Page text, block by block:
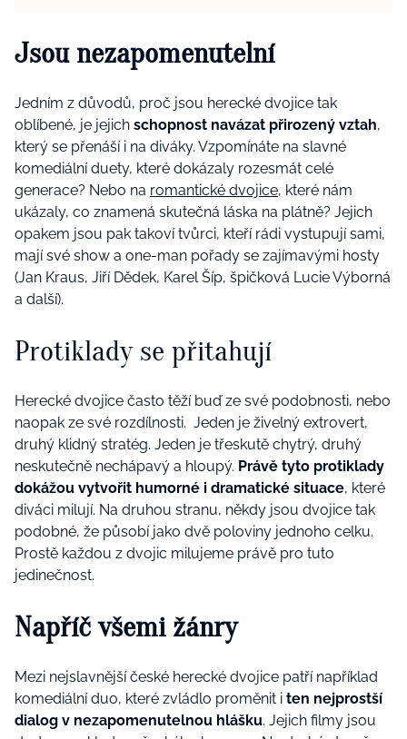
Jsou nezapomenutelní
Jedním z důvodů, proč jsou herecké dvojice tak
oblíbené, je jejich schopnost navázat přirozený vztah,
který se přenáší i na diváky. Vzpomínáte na slavné
komediální duety, které dokázaly rozesmát celé
generace? Nebo na romantické dvojice, které nám
ukázaly, co znamená skutečná láska na plátně? Jejich
opakem jsou pak takoví tvůrci, kteří rádi vystupují sami,
mají své show a one-man pořady se zajímavými hosty
(Jan Kraus, Jiří Dědek, Karel Šíp, špičková Lucie Výborná
a další).
Protiklady se přitahují
Herecké dvojice často těží buď ze své podobnosti, nebo
naopak ze své rozdílnosti. Jeden je živelný extrovert,
druhý klidný stratég. Jeden je třeskutě chytrý, druhý
neskutečně nechápavý a hloupý. Právě tyto protiklady
dokážou vytvořit humorné i dramatické situace, které
diváci milují. Na druhou stranu, někdy jsou dvojice tak
podobné, že působí jako dvě poloviny jednoho celku.
Prostě každou z dvojic milujeme právě pro tuto
jedinečnost.
Napříč všemi žánry
Mezi nejslavnější české herecké dvojice patří například
komediální duo, které zvládlo proměnit i ten nejprostší
dialog v nezapomenutelnou hlášku. Jejich filmy jsou